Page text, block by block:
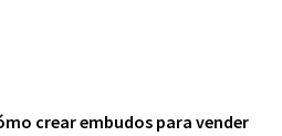
crear embudos para vender